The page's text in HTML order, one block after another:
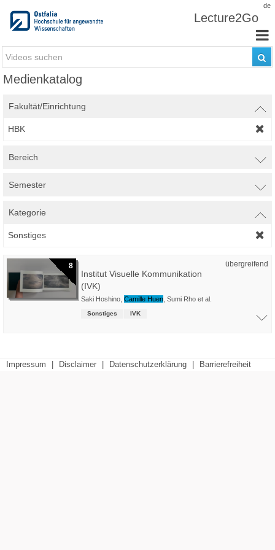
de
Lecture2Go
Medienkatalog
Fakultät/Einrichtung
HBK
Bereich
Semester
Kategorie
Sonstiges
8 übergreifend
Institut Visuelle Kommunikation
(IVK)
Saki Hoshino Camille Huen Sumi Rho et al.
Sonstiges IVK
Impressum Disclaimer Datenschutzerklärung Barrierefreiheit